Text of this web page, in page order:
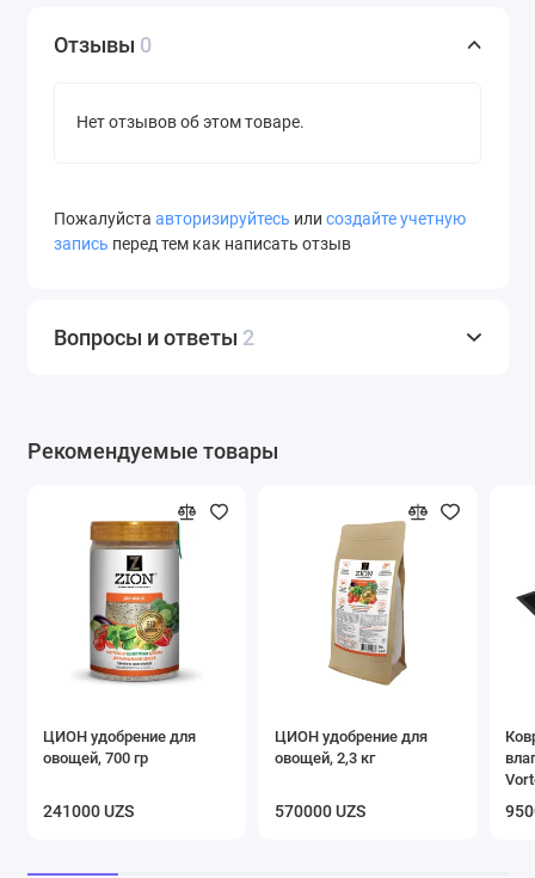
Отзывы 0
Нет отзывов об этом товаре.
Пожалуйста авторизируйтесь или создайте учетную
запись перед тем как написать отзыв
Вопросы и ответы 2
Рекомендуемые товары
ЦИОН удобрение для
овощей, 700 гр
241000 UZS
ЦИОН удобрение для
овощей, 2,3 кг
570000 UZS